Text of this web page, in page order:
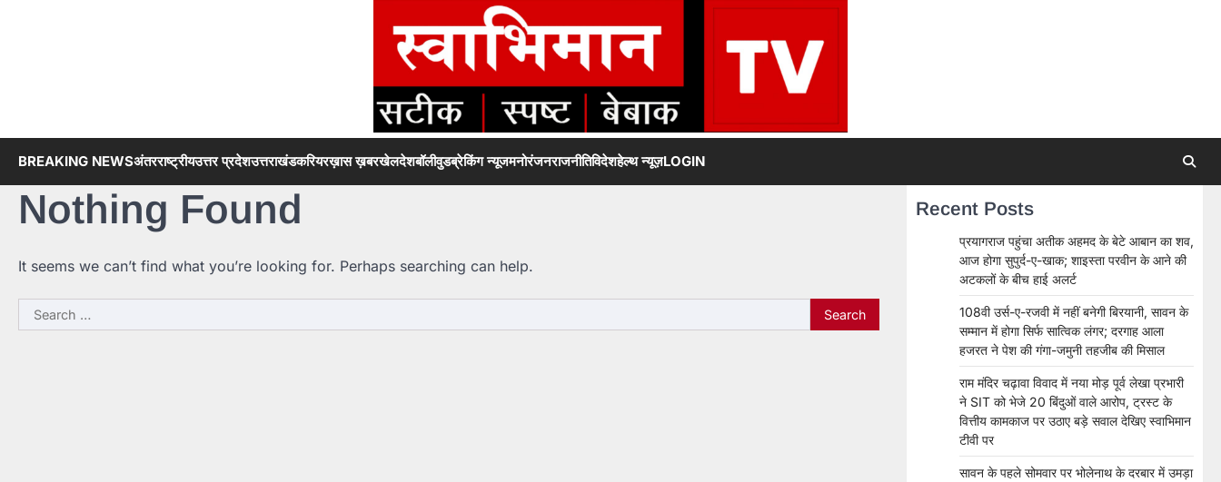
BREAKING NEWSअंतरराष्ट्रीयउत्तर प्रदेशउत्तराखंडकरियरख़ास ख़बरखेलदेशबॉलीवुडब्रेकिंग न्यूजमनोरंजनराजनीतिविदेशहेल्थ न्यूज़LOGIN
Nothing Found
It seems we can’t find what you’re looking for. Perhaps searching can help.
Search
for:
Recent Posts
प्रयागराज पहुंचा अतीक अहमद के बेटे आबान का शव,
आज होगा सुपुर्द-ए-खाक; शाइस्ता परवीन के आने की
अटकलों के बीच हाई अलर्ट
108वी उर्स-ए-रजवी में नहीं बनेगी बिरयानी, सावन के
सम्मान में होगा सिर्फ सात्विक लंगर; दरगाह आला
हजरत ने पेश की गंगा-जमुनी तहजीब की मिसाल
राम मंदिर चढ़ावा विवाद में नया मोड़ पूर्व लेखा प्रभारी
ने SIT को भेजे 20 बिंदुओं वाले आरोप, ट्रस्ट के
वित्तीय कामकाज पर उठाए बड़े सवाल देखिए स्वाभिमान
टीवी पर
सावन के पहले सोमवार पर भोलेनाथ के दरबार में उमड़ा